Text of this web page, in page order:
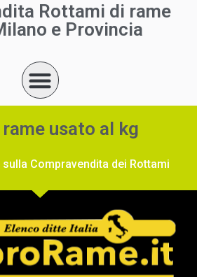
Rottami di rame
e Provincia
usato al kg
Compravendita dei Rottami